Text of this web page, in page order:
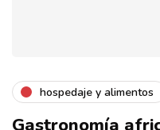
hospedaje y alimentos